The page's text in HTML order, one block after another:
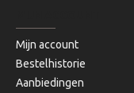
Mijn account
Bestelhistorie
Aanbiedingen